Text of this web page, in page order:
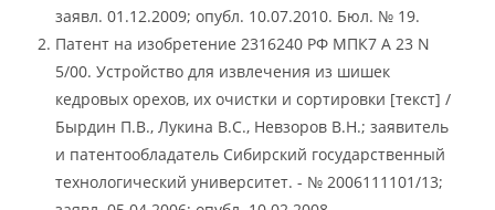
заявл. 01.12.2009; опубл. 10.07.2010. Бюл. № 19.
Патент на изобретение 2316240 РФ МПК7 А 23 N
5/00. Устройство для извлечения из шишек
кедровых орехов, их очистки и сортировки [текст] /
Бырдин П.В., Лукина В.С., Невзоров В.Н.; заявитель
и патентообладатель Сибирский государственный
технологический университет. - № 2006111101/13;